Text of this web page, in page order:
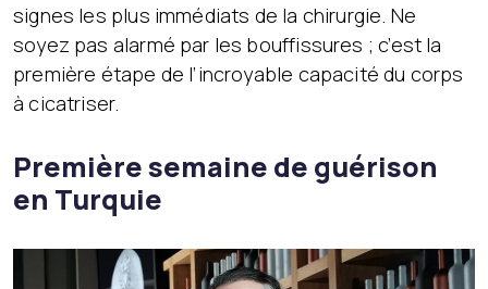
signes les plus immédiats de la chirurgie. Ne
soyez pas alarmé par les bouffissures ; c’est la
première étape de l’incroyable capacité du corps
à cicatriser.
Première semaine de guérison
en Turquie